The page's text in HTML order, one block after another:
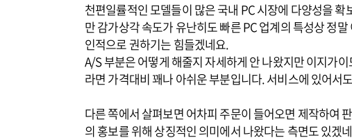
천편일률적인 모델들이 많은 국내 PC 시장에 다양성을
만 감가상각 속도가 유난히도 빠른 PC 업계의 특성상 정
인적으로 권하기는 힘들겠네요.
A/S 부분은 어떻게 해줄지 자세하게 안 나왔지만 이지가
라면 가격대비 꽤나 아쉬운 부분입니다. 서비스에 있어서
다른 쪽에서 살펴보면 어차피 주문이 들어오면 제작하여
의 홍보를 위해 상징적인 의미에서 나왔다는 측면도 있겠